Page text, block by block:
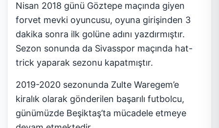
Nisan 2018 günü Göztepe maçında giyen
forvet mevki oyuncusu, oyuna girişinden 3
dakika sonra ilk golüne adını yazdırmıştır.
Sezon sonunda da Sivasspor maçında hat-
trick yaparak sezonu kapatmıştır.
2019-2020 sezonunda Zulte Waregem’e
kiralık olarak gönderilen başarılı futbolcu,
günümüzde Beşiktaş’ta mücadele etmeye